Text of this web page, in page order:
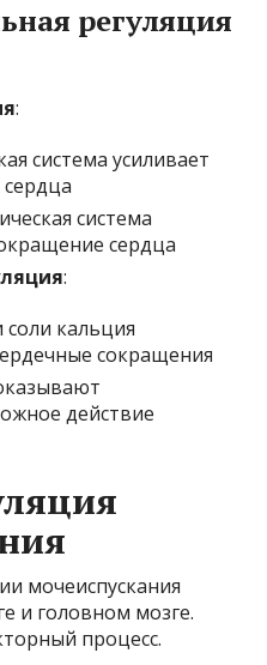
регуляция
:
система усиливает
система
сердца
:
кальция
сокращения
действие
мочеиспускания
и головном мозге.
процесс.